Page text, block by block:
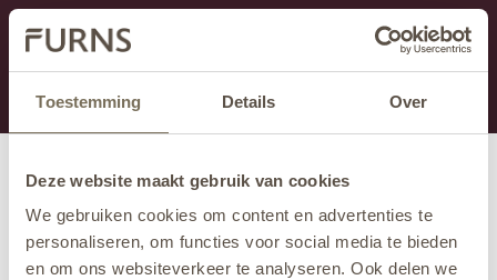
Toestemming Details Over
Deze website maakt gebruik van cookies
We gebruiken cookies om content en advertenties te
personaliseren, om functies voor social media te bieden
en om ons websiteverkeer te analyseren. Ook delen we
This section is currently under maintenance.
If you are missing information, you can call us at +31
413 745 423 or email us at info@furns.com